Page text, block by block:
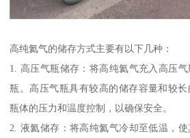
高纯氦气的储存方式主要有以下几种：
1. 高压气瓶储存：将高纯氦气充入高压
瓶。高压气瓶具有较高的储存容量和较
瓶体的压力和温度控制，以确保安全。
2. 液氦储存：将高纯氦气冷却至低温，